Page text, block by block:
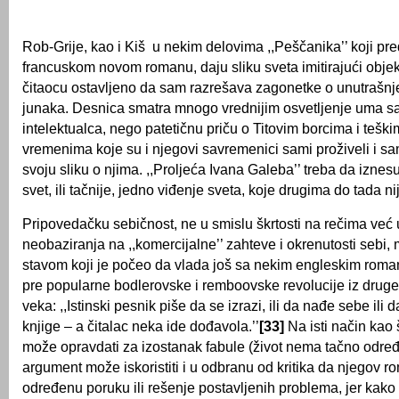
Rob-Grije, kao i Kiš u nekim delovima ,,Peščanika’’ koji
francuskom novom romanu, daju sliku sveta imitirajući
čitaocu ostavljeno da sam razrešava zagonetke o
junaka. Desnica smatra mnogo vrednijim osvetljenje uma
intelektualca, nego patetičnu priču o Titovim borcima i
vremenima koje su i njegovi savremenici sami proživeli i
svoju sliku o njima. ,,Proljeća Ivana Galeba’’ treba da
svet, ili tačnije, jedno viđenje sveta, koje drugima do tada
Pripovedačku sebičnost, ne u smislu škrtosti na rečima već
neobaziranja na ,,komercijalne’’ zahteve i okrenutosti sebi,
stavom koji je počeo da vlada još sa nekim engleskim
pre popularne bodlerovske i remboovske revolucije iz
veka: ,,Istinski pesnik piše da se izrazi, ili da nađe sebe ili
knjige – a čitalac neka ide dođavola.’’[33] Na isti način kao
može opravdati za izostanak fabule (život nema tačno
argument može iskoristiti i u odbranu od kritika da njegov
određenu poruku ili rešenje postavljenih problema, jer kako